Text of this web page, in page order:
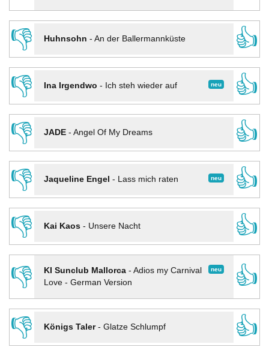
👎
Huhnsohn - An der Ballermannküste
👍
👎
neu
Ina Irgendwo - Ich steh wieder auf
👍
👎
JADE- Angel Of My Dreams
👍
👎
neu
Jaqueline Engel - Lass mich raten
👍
👎
Kai Kaos- Unsere Nacht
👍
👎
neu
KI Sunclub Mallorca- Adios my Carnival
Love - German Version
👍
👎
Königs Taler- Glatze Schlumpf
👍